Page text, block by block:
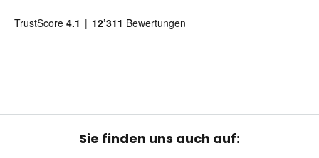
Sie finden uns auch auf: